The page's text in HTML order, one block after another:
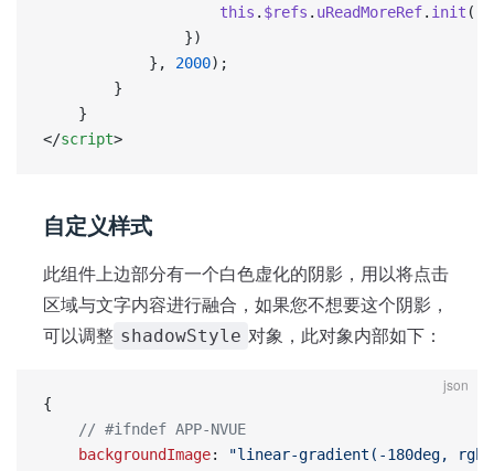
					this
. $refs . uReadMoreRef. init ();
				})
			},
2000);
		}
	}
</script>
自定义样式
此组件上边部分有一个白色虚化的阴影，用以将点击
区域与文字内容进行融合，如果您不想要这个阴影，
可以调整 shadowStyle 对象，此对象内部如下：
json
{
    // #ifndef APP-NVUE
    backgroundImage
: "linear-gradient(-180deg,